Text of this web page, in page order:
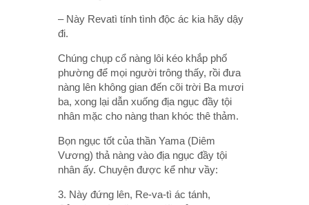
– Này Revatì tính tình độc ác kia hãy dậy
đi.
Chúng chụp cổ nàng lôi kéo khắp phố
phường để mọi người trông thấy, rồi đưa
nàng lên không gian đến cõi trời Ba mươi
ba, xong lại dẫn xuống địa ngục đầy tội
nhân mặc cho nàng than khóc thê thảm.
Bọn ngục tốt của thần Yama (Diêm
Vương) thả nàng vào địa ngục đầy tội
nhân ấy. Chuyện được kể như vầy:
3. Này đứng lên, Re-va-tì ác tánh,